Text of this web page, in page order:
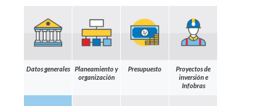
Datos generales
Planeamiento y
organización
Presupuesto
Proyectos de
inversión e
Infobras